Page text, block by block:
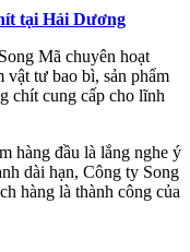
tại Hải Dương
Mã chuyên hoạt
vật tư bao bì, sản phẩm
chít cung cấp cho lĩnh
hàng đầu là lắng nghe ý
dài hạn, Công ty Song
hàng là thành công của